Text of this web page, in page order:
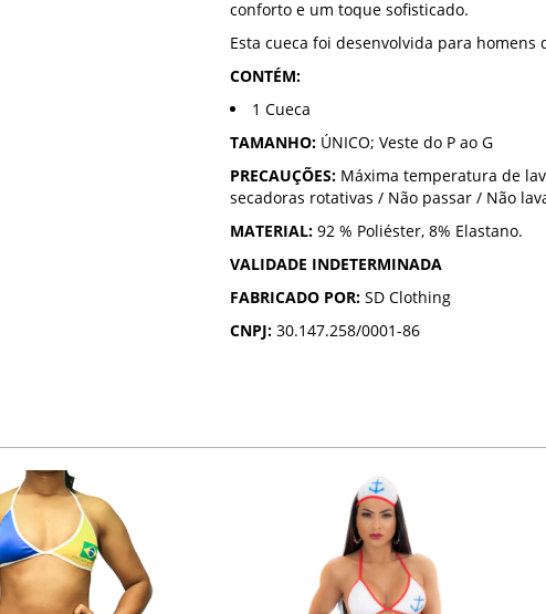
conforto e um toque sofisticado.
Esta cueca foi desenvolvida para
CONTÉM:
1 Cueca
TAMANHO: ÚNICO; Veste do P ao G
PRECAUÇÕES: Máxima temperatura de
secadoras rotativas / Não passar / Não
MATERIAL: 92 % Poliéster, 8% Elastano.
VALIDADE INDETERMINADA
FABRICADO POR: SD Clothing
CNPJ: 30.147.258/0001-86